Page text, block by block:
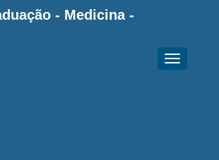
- Medicina -
Toggle
navigation